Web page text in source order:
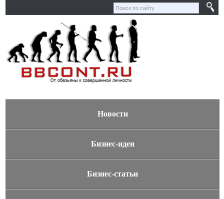
Новости
Бизнес-идеи
Бизнес-статьи